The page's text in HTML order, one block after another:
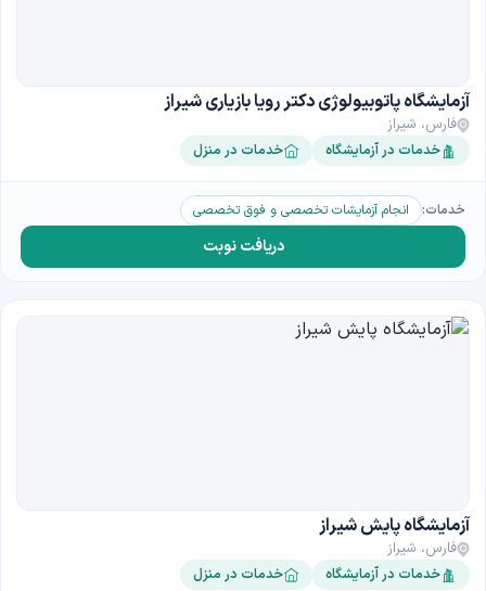
آزمایشگاه پاتوبیولوژی دکتر رویا بازیاری شیراز
فارس، شیراز
خدمات در آزمایشگاه خدمات در منزل
خدمات: انجام آزمایشات تخصصی و فوق تخصصی
دریافت نوبت
آزمایشگاه پایش شیراز
فارس، شیراز
خدمات در آزمایشگاه خدمات در منزل